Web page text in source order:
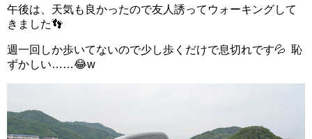
午後は、天気も良かったので友人誘ってウォーキングして
きました👣
週一回しか歩いてないので少し歩くだけで息切れです💦 恥
ずかしい……😂w